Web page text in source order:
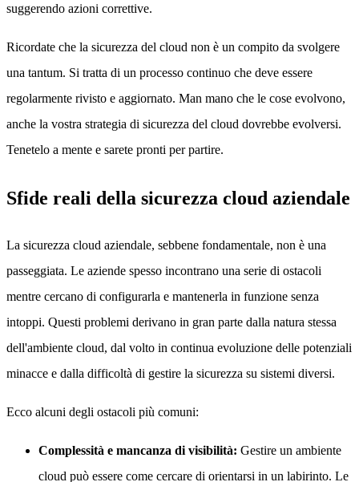
suggerendo azioni correttive.
Ricordate che la sicurezza del cloud non è un compito da svolgere
una tantum. Si tratta di un processo continuo che deve essere
regolarmente rivisto e aggiornato. Man mano che le cose evolvono,
anche la vostra strategia di sicurezza del cloud dovrebbe evolversi.
Tenetelo a mente e sarete pronti per partire.
Sfide reali della sicurezza cloud aziendale
La sicurezza cloud aziendale, sebbene fondamentale, non è una
passeggiata. Le aziende spesso incontrano una serie di ostacoli
mentre cercano di configurarla e mantenerla in funzione senza
intoppi. Questi problemi derivano in gran parte dalla natura stessa
dell'ambiente cloud, dal volto in continua evoluzione delle potenziali
minacce e dalla difficoltà di gestire la sicurezza su sistemi diversi.
Ecco alcuni degli ostacoli più comuni:
Complessità e mancanza di visibilità: Gestire un ambiente
cloud può essere come cercare di orientarsi in un labirinto. Le